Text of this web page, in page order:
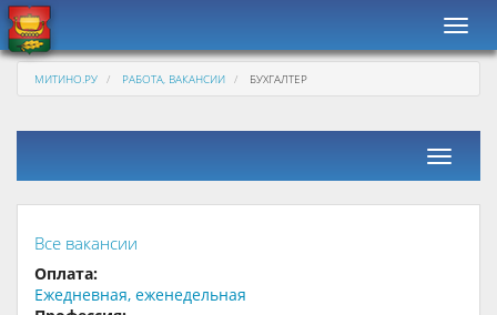
МИТИНО.РУ РАБОТА, ВАКАНСИИ БУХГАЛТЕР
Фильтр
Все вакансии
Оплата:
Ежедневная, еженедельная